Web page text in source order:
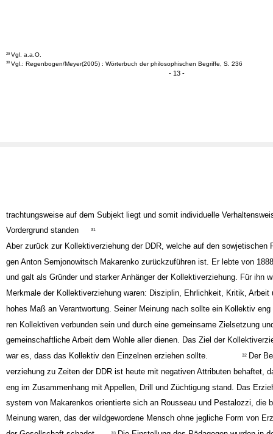
29 Vgl. a.a.O.
Vgl.: Regenbogen/Meyer(2005) : Wörterbuch der philosophischen Begriffe, S. 236
trachtungsweise auf dem Subjekt liegt und somit individuelle
Vordergrund standen
Aber zurück zur Kollektiverziehung der DDR, welche auf den sowjetischen
gen Anton Semjonowitsch Makarenko zurückzuführen ist. Er lebte von
und galt als Gründer und starker Anhänger der Kollektiverziehung. Für ihn
Merkmale der Kollektiverziehung waren: Disziplin, Ehrlichkeit, Kritik, Arbeit
hohes Maß an Verantwortung. Seiner Meinung nach sollte ein Kollektiv
ren Kollektiven verbunden sein und durch eine gemeinsame Zielsetzung
gemeinschaftliche Arbeit dem Wohle aller dienen. Das Ziel der
war es, dass das Kollektiv den Einzelnen erziehen sollte.
Der
verziehung zu Zeiten der DDR ist heute mit negativen Attributen behaftet,
eng im Zusammenhang mit Appellen, Drill und Züchtigung stand. Das
system von Makarenkos orientierte sich an Rousseau und Pestalozzi, die
Meinung waren, das der wildgewordene Mensch ohne jegliche Form von